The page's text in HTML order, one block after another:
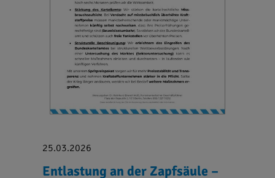
25.03.2026
Entlastung an der Zapfsäule –